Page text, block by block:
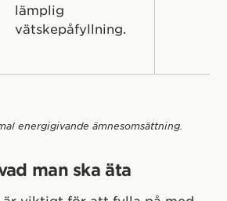
lämplig
vätskepåfyllning.
energigivande ämnesomsättning.
man ska äta